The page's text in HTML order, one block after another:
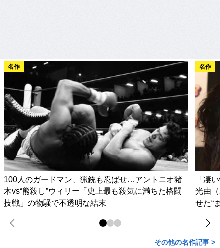
名作
100人のガードマン、猟銃も忍ばせ…アントニオ猪
木vs“熊殺し”ウィリー「史上最も殺気に満ちた格闘
技戦」の物騒で不透明な結末
名作
「凄
光由
せた“
その他の名作記事 >